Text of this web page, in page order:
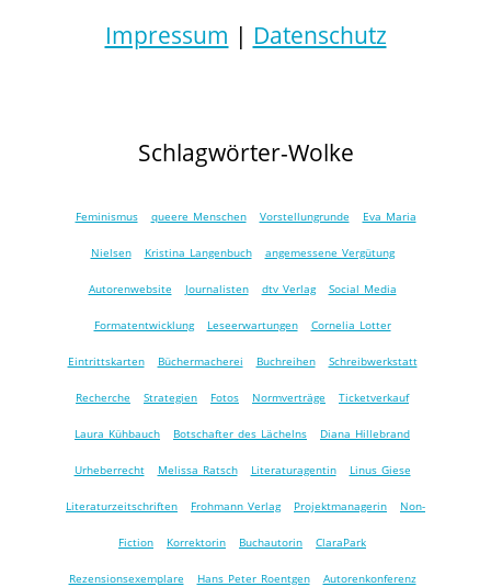
Impressum | Datenschutz
Schlagwörter-Wolke
Feminismus queere Menschen Vorstellungrunde Eva Maria
Nielsen Kristina Langenbuch angemessene Vergütung
Autorenwebsite Journalisten dtv Verlag Social Media
Formatentwicklung Leseerwartungen Cornelia Lotter
Eintrittskarten Büchermacherei Buchreihen Schreibwerkstatt
Recherche Strategien Fotos Normverträge Ticketverkauf
Laura Kühbauch Botschafter des Lächelns Diana Hillebrand
Urheberrecht Melissa Ratsch Literaturagentin Linus Giese
Literaturzeitschriften Frohmann Verlag Projektmanagerin Non-
Fiction Korrektorin Buchautorin ClaraPark
Rezensionsexemplare Hans Peter Roentgen Autorenkonferenz